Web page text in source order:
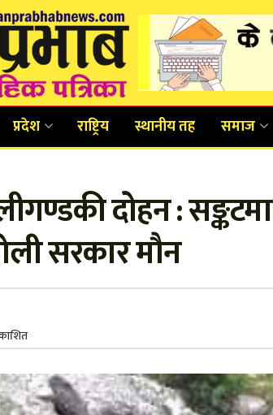
प्रदेश राष्ट्रिय स्थानीय तह समाज
दोहन : सङ्कटमा
सरकार मौन